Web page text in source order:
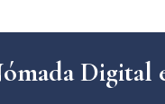
ómadaDigital